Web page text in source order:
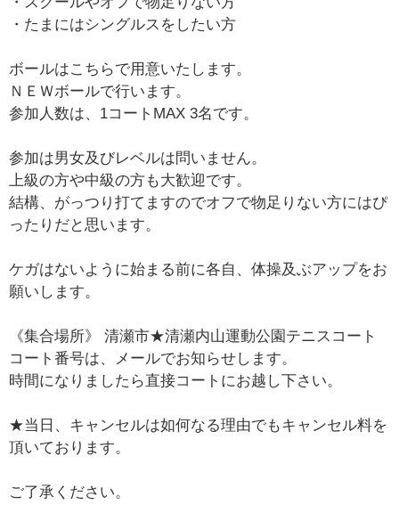
・たまにはシングルスをしたい方
ボールはこちらで用意いたします。
ＮＥＷボールで行います。
参加人数は、1コートMAX 3名です。
参加は男女及びレベルは問いません。
上級の方や中級の方も大歓迎です。
結構、がっつり打てますのでオフで物足りない方にはぴ
ったりだと思います。
ケガはないように始まる前に各自、体操及ぶアップをお
願いします。
《集合場所》 清瀬市★清瀬内山運動公園テニスコート
コート番号は、メールでお知らせします。
時間になりましたら直接コートにお越し下さい。
★当日、キャンセルは如何なる理由でもキャンセル料を
頂いております。
ご了承ください。